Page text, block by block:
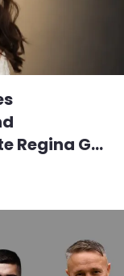
Regina G...